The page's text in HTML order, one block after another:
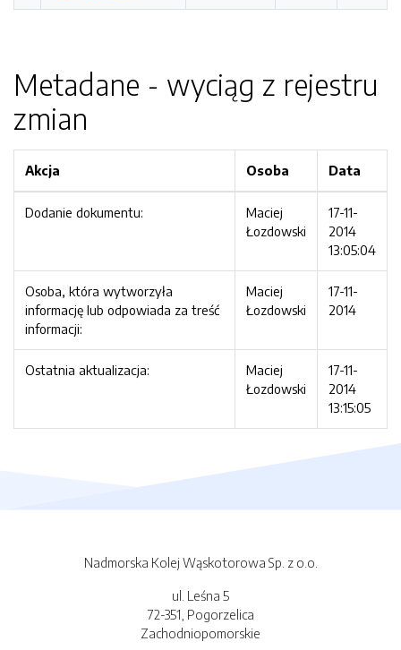
Metadane - wyciąg z rejestru
zmian
Akcja Osoba Data
Dodanie dokumentu:
Maciej
Łozdowski
17-11-
2014
13:05:04
Osoba, która wytworzyła
informację lub odpowiada za treść
informacji:
Maciej
Łozdowski
17-11-
2014
Ostatnia aktualizacja:
Maciej
Łozdowski
17-11-
2014
13:15:05
Nadmorska Kolej Wąskotorowa Sp. z o.o.
ul. Leśna 5
72-351, Pogorzelica
Zachodniopomorskie